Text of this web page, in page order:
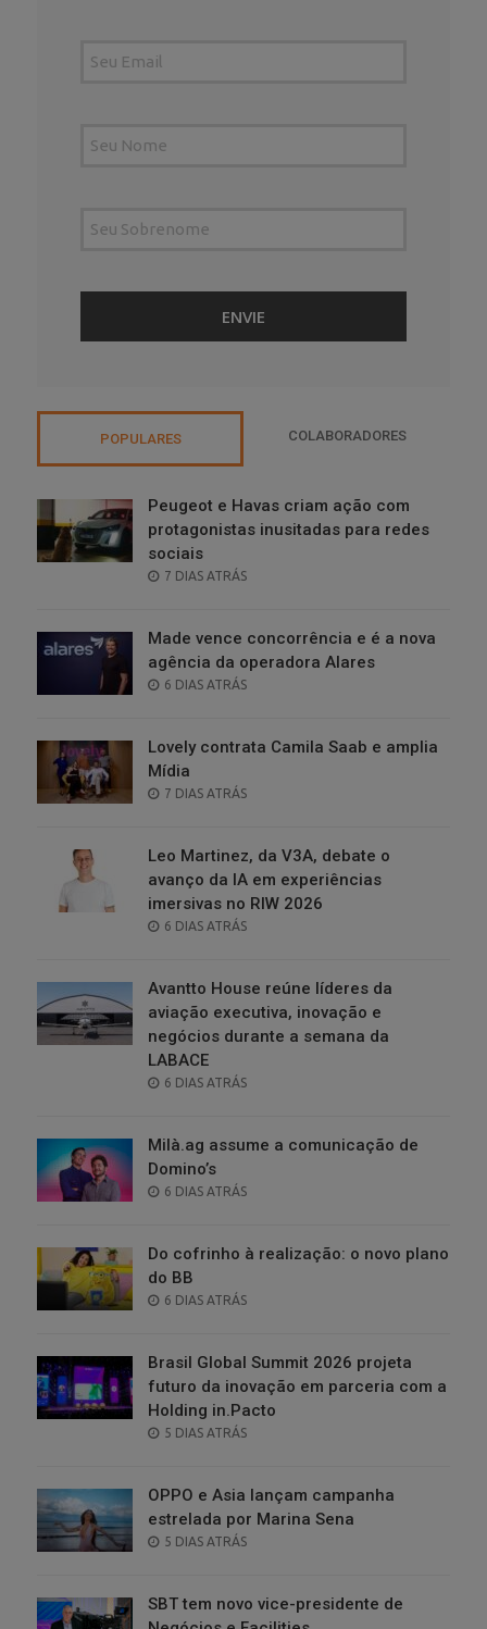
POPULARES COLABORADORES
Peugeot e Havas criam ação com
protagonistas inusitadas para redes
sociais
POSTED
7 DIAS ATRÁS
Made vence concorrência e é a nova
agência da operadora Alares
POSTED
6 DIAS ATRÁS
Lovely contrata Camila Saab e amplia
Mídia
POSTED
7 DIAS ATRÁS
Leo Martinez, da V3A, debate o
avanço da IA em experiências
imersivas no RIW 2026
POSTED
6 DIAS ATRÁS
Avantto House reúne líderes da
aviação executiva, inovação e
negócios durante a semana da
LABACE
POSTED
6 DIAS ATRÁS
Milà.ag assume a comunicação de
Domino’s
POSTED
6 DIAS ATRÁS
Do cofrinho à realização: o novo plano
do BB
POSTED
6 DIAS ATRÁS
Brasil Global Summit 2026 projeta
futuro da inovação em parceria com a
Holding in.Pacto
POSTED
5 DIAS ATRÁS
OPPO e Asia lançam campanha
estrelada por Marina Sena
POSTED
5 DIAS ATRÁS
SBT tem novo vice-presidente de